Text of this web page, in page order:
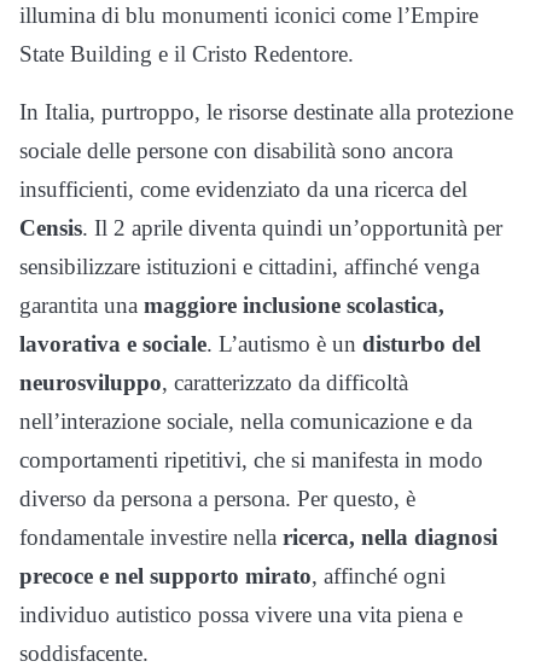
illumina di blu monumenti iconici come l’Empire
State Building e il Cristo Redentore.
In Italia, purtroppo, le risorse destinate alla protezione
sociale delle persone con disabilità sono ancora
insufficienti, come evidenziato da una ricerca del
Censis. Il 2 aprile diventa quindi un’opportunità per
sensibilizzare istituzioni e cittadini, affinché venga
garantita una maggiore inclusione scolastica,
lavorativa e sociale. L’autismo è un disturbo del
neurosviluppo, caratterizzato da difficoltà
nell’interazione sociale, nella comunicazione e da
comportamenti ripetitivi, che si manifesta in modo
diverso da persona a persona. Per questo, è
fondamentale investire nella ricerca, nella diagnosi
precoce e nel supporto mirato, affinché ogni
individuo autistico possa vivere una vita piena e
soddisfacente.